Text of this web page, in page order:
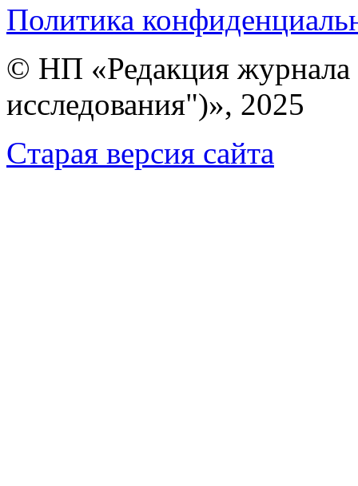
Политика
© НП «Редакция
исследования")», 2025
Cтарая версия сайта